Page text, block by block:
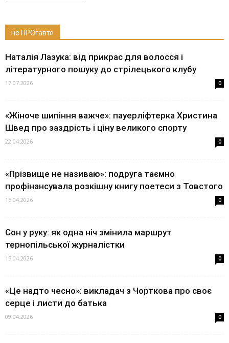
не ПРОгавте
Наталія Лазука: від прикрас для волосся і
літературного пошуку до стрілецького клубу
17.07.2026 0
«Жіноче шипіння важче»: пауерліфтерка Христина
Швед про заздрість і ціну великого спорту
22.04.2026 0
«Прізвище не називаю»: подруга таємно
профінансувала розкішну книгу поетеси з Товстого
15.04.2026 0
Сон у руку: як одна ніч змінила маршрут
тернопільської журналістки
15.04.2026 0
«Це надто чесно»: викладач з Чорткова про своє
серце і листи до батька
09.04.2026 0